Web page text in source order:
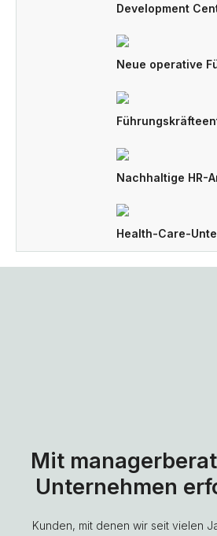
Development
Neue operative
Nachhaltige HR-
Health-Care-
Mit
Unternehmen
Kunden, mit denen wir seit vielen